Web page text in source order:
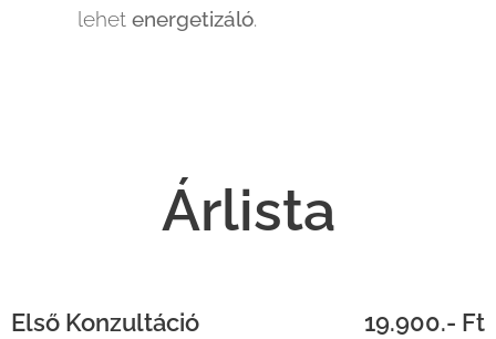
lehet energetizáló.
Árlista
Első Konzultáció
19.900.- Ft